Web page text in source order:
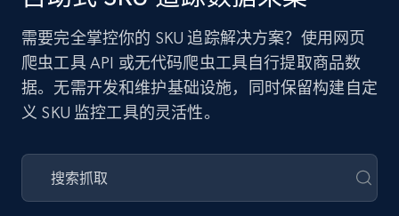
需要完全掌控你的 SKU 追踪解决方案？使用网页
爬虫工具 API 或无代码爬虫工具自行提取商品数
据。无需开发和维护基础设施，同时保留构建自定
义 SKU 监控工具的灵活性。